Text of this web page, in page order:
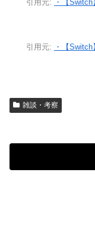
引用元:
・【
引用元:
・【
雑談・考察